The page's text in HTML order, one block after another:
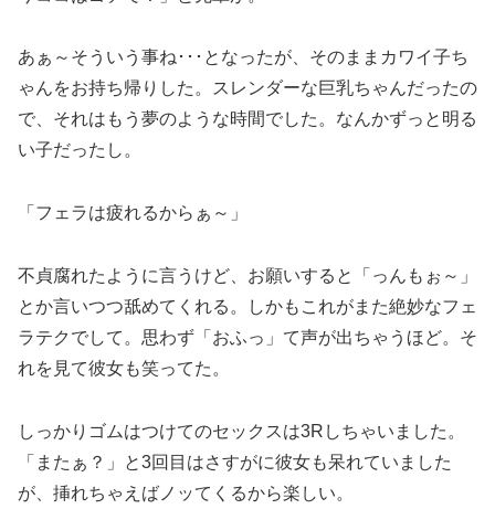
あぁ～そういう事ね･･･となったが、そのままカワイ子ち
ゃんをお持ち帰りした。スレンダーな巨乳ちゃんだったの
で、それはもう夢のような時間でした。なんかずっと明る
い子だったし。
「フェラは疲れるからぁ～」
不貞腐れたように言うけど、お願いすると「っんもぉ～」
とか言いつつ舐めてくれる。しかもこれがまた絶妙なフェ
ラテクでして。思わず「おふっ」て声が出ちゃうほど。そ
れを見て彼女も笑ってた。
しっかりゴムはつけてのセックスは3Rしちゃいました。
「またぁ？」と3回目はさすがに彼女も呆れていました
が、挿れちゃえばノッてくるから楽しい。